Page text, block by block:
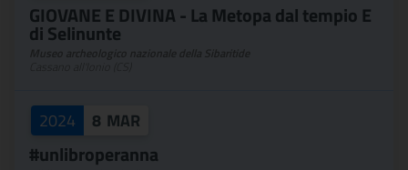
GIOVANE E DIVINA - La Metopa dal tempio E
di Selinunte
2024 8 MAR
#unlibroperanna